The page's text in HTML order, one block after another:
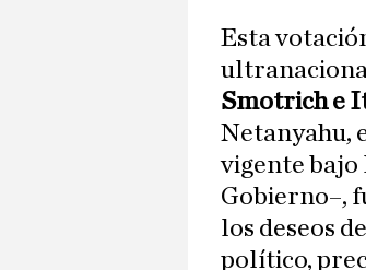
Esta
Smotrich e
Netanyahu,
vigente bajo
Gobierno–,
los deseos de
político,